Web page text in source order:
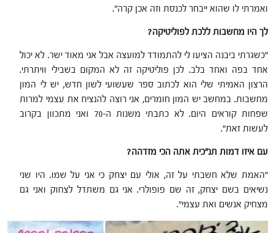
ואמרתי לו שהוא ייבחר לכנסת וזה אכן קרה".
לך היו מחשבות ללכת לפוליטיקה?
"כשגרתי ביבנה הציעו לי להתמודד למועצה אבל אני מאוד ישר. לא יכול
אחד בפה ואחד בלב. לכן פוליטיקה זה לא המקום בשבילי וויתרתי.
הרצון האמיתי שלי הוא לכתוב ספר שעשועי לשון חדש, יש לי המון
מחשבות. במחשב יש המון חומרים, אני רוצה להנציח את עצמי למרות
שפחות קוראים היום. לא כתבתי משנות ה-70 ואני מתכוון בקרוב
לעשות זאת".
עם איזו דמות תנ"כית אתה הכי מזדהה?
"האמת שלא חשבתי על זה, אולי עם יצחק כי אני על שמו. היו שני
נשיאים בשם יצחק, זה שם פופולרי. אני גם משתדל לצחוק ואני גם
מצחיק אנשים ואת עצמי".